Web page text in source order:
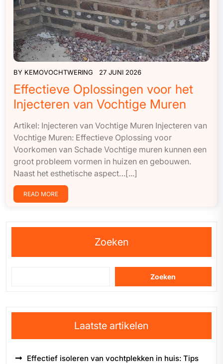
BY KEMOVOCHTWERING 27 JUNI 2026
Effectieve Oplossingen voor het
Injecteren van Vochtige Muren
Artikel: Injecteren van Vochtige Muren Injecteren van
Vochtige Muren: Effectieve Oplossing voor
Voorkomen van Schade Vochtige muren kunnen een
groot probleem vormen in huizen en gebouwen.
Naast het esthetische aspect…[...]
READ MORE
Zoeken
Zoeken
Laatste artikelen
Effectief isoleren van vochtplekken in huis: Tips